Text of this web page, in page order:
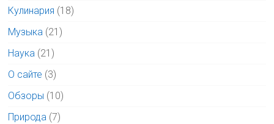
Кулинария (18)
Музыка (21)
Наука (21)
О сайте (3)
Обзоры (10)
Природа (7)